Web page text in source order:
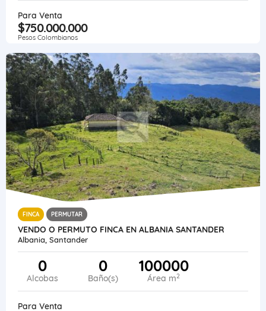
Para Venta
$750.000.000
Pesos Colombianos
FINCA PERMUTAR
VENDO O PERMUTO FINCA EN ALBANIA SANTANDER
Albania, Santander
0
Alcobas
0
Baño(s)
100000
Área m2
Para Venta